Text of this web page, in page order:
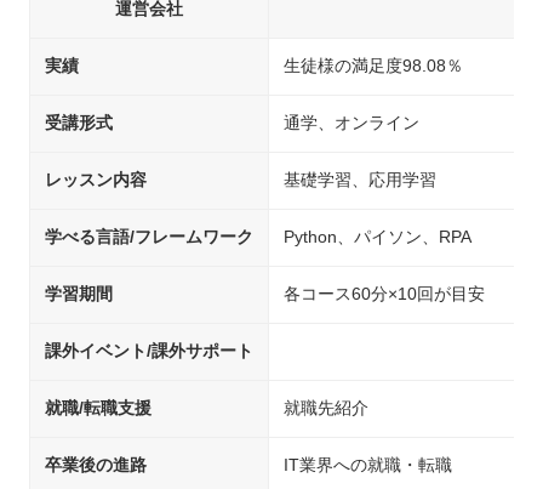
運営会社
実績 生徒様の満足度98.08％
受講形式 通学、オンライン
レッスン内容 基礎学習、応用学習
学べる言語/フレームワーク Python、パイソン、RPA
学習期間 各コース60分×10回が目安
課外イベント/課外サポート
就職/転職支援 就職先紹介
卒業後の進路 IT業界への就職・転職